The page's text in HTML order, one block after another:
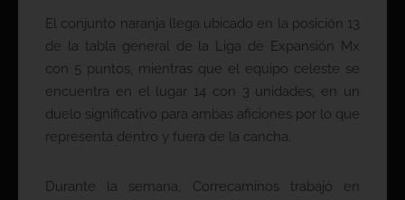
El conjunto naranja llega ubicado en la posición 13
de la tabla general de la Liga de Expansión Mx
con 5 puntos, mientras que el equipo celeste se
encuentra en el lugar 14 con 3 unidades, en un
duelo significativo para ambas aficiones por lo que
representa dentro y fuera de la cancha.
Durante la semana, Correcaminos trabajó en